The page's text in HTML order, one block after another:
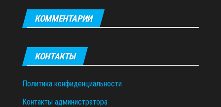
КОММЕНТАРИИ
КОНТАКТЫ
Политика конфиденциальности
Контакты администратора